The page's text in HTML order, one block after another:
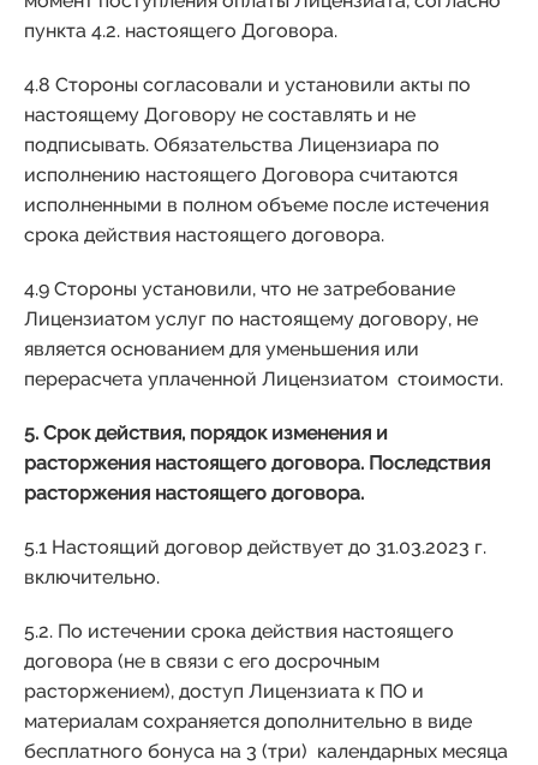
пункта 4.2. настоящего Договора.
4.8 Стороны согласовали и установили акты по
настоящему Договору не составлять и не
подписывать. Обязательства Лицензиара по
исполнению настоящего Договора считаются
исполненными в полном объеме после истечения
срока действия настоящего договора.
4.9 Стороны установили, что не затребование
Лицензиатом услуг по настоящему договору, не
является основанием для уменьшения или
перерасчета уплаченной Лицензиатом стоимости.
5. Срок действия, порядок изменения и
расторжения настоящего договора. Последствия
расторжения настоящего договора.
5.1 Настоящий договор действует до 31.03.2023 г.
включительно.
5.2. По истечении срока действия настоящего
договора (не в связи с его досрочным
расторжением), доступ Лицензиата к ПО и
материалам сохраняется дополнительно в виде
бесплатного бонуса на 3 (три) календарных месяца